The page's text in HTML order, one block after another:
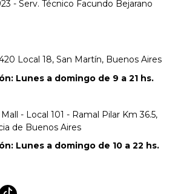
- Serv. Técnico Facundo Bejarano
Local 18, San Martín, Buenos Aires
Lunes a domingo de 9 a 21 hs.
- Local 101 - Ramal Pilar Km 36.5,
de Buenos Aires
Lunes a domingo de 10 a 22 hs.